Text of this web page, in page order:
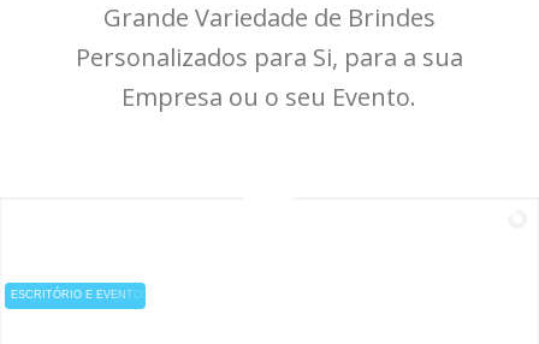
Grande Variedade de Brindes
Personalizados para Si, para a sua
Empresa ou o seu Evento.
ESC R TÓR O E EVEN TOS